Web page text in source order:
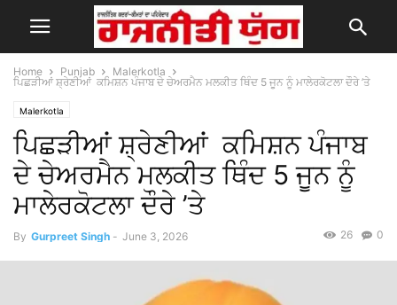
Home Punjab
Malerkotla
ਪਿਛੜੀਆਂ ਸ਼੍ਰੇਣੀਆਂ ਕਮਿਸ਼ਨ ਪੰਜਾਬ ਦੇ ਚੇਅਰਮੈਨ ਮਲਕੀਤ ਥਿੰਦ 5 ਜੂਨ ਨੂੰ ਮਾਲੇਰਕੋਟਲਾ ਦੌਰੇ ’ਤੇ
Malerkotla
ਪਿਛੜੀਆਂ ਸ਼੍ਰੇਣੀਆਂ ਕਮਿਸ਼ਨ ਪੰਜਾਬ
ਦੇ ਚੇਅਰਮੈਨ ਮਲਕੀਤ ਥਿੰਦ 5 ਜੂਨ ਨੂੰ
ਮਾਲੇਰਕੋਟਲਾ ਦੌਰੇ ’ਤੇ
By Gurpreet Singh - June 3, 2026 0
26